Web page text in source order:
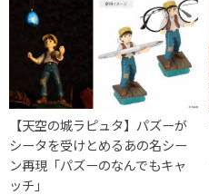
【天空の城ラピュタ】パズーが
シータを受けとめるあの名シー
ン再現「パズーのなんでもキャ
ッチ」